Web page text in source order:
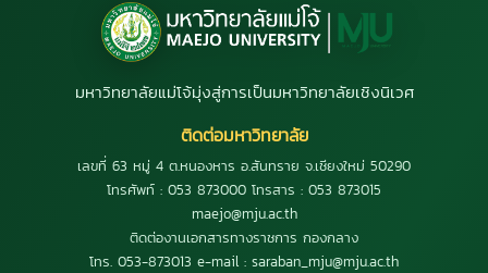
มหาวิทยาลัยแม่โจ้มุ่งสู่การเป็นมหาวิทยาลัยเชิงนิเวศ
ติดต่อมหาวิทยาลัย
เลขที่ 63 หมู่ 4 ต.หนองหาร อ.สันทราย จ.เชียงใหม่ 50290
โทรศัพท์ : 053 873000 โทรสาร : 053 873015
maejo@mju.ac.th
ติดต่องานเอกสารทางราชการ กองกลาง
โทร. 053-873013 e-mail : saraban_mju@mju.ac.th